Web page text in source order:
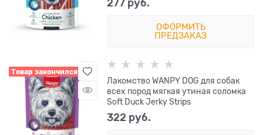
277 руб.
ОФОРМИТЬ
ПРЕДЗАКАЗ
Товар закончился
Лакомство WANPY DOG для собак
всех пород мягкая утиная соломка
Soft Duck Jerky Strips
322 руб.